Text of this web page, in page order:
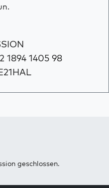
1894 1405 98
geschlossen.